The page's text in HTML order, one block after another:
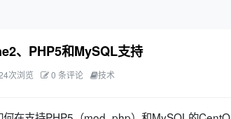
、PHP5和MySQL支持
次浏览 0 条评论 技术